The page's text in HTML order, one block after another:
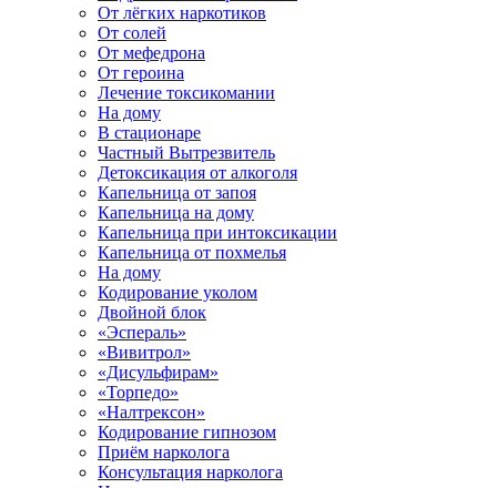
От лёгких наркотиков
От солей
От мефедрона
От героина
Лечение токсикомании
На дому
В стационаре
Частный Вытрезвитель
Детоксикация от алкоголя
Капельница от запоя
Капельница на дому
Капельница при интоксикации
Капельница от похмелья
На дому
Кодирование уколом
Двойной блок
«Эспераль»
«Вивитрол»
«Дисульфирам»
«Торпедо»
«Налтрексон»
Кодирование гипнозом
Приём нарколога
Консультация нарколога